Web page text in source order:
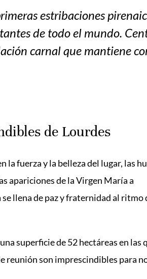
estribaciones
de todo el mundo.
carnal que mantiene
de Lourdes
la fuerza y la belleza del lugar, las
apariciones de la Virgen María a
llena de paz y fraternidad al ritmo
superficie de 52 hectáreas en las
reunión son imprescindibles para